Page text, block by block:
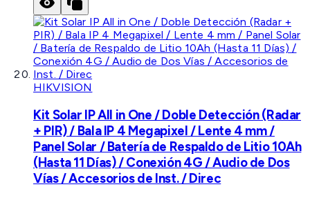
HIKVISION
Kit Solar IP All in One / Doble Detección (Radar
+ PIR) / Bala IP 4 Megapixel / Lente 4 mm /
Panel Solar / Batería de Respaldo de Litio 10Ah
(Hasta 11 Días) / Conexión 4G / Audio de Dos
Vías / Accesorios de Inst. / Direc